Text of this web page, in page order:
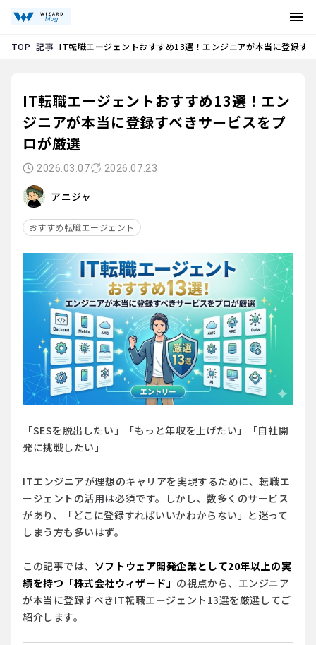
TOP 記事 IT転職エージェントおすすめ13選！エンジニアが本当に登録す
IT転職エージェントおすすめ13選！エン
ジニアが本当に登録すべきサービスをプ
ロが厳選
2026.03.07 2026.07.23
アニジャ
おすすめ転職エージェント
「SESを脱出したい」「もっと年収を上げたい」「自社開
発に挑戦したい」
ITエンジニアが理想のキャリアを実現するために、転職エ
ージェントの活用は必須です。しかし、数多くのサービス
があり、「どこに登録すればいいかわからない」と迷って
しまう方も多いはず。
この記事では、 ソフトウェア開発企業として20年以上の実
績を持つ「株式会社ウィザード」 の視点から、エンジニア
が本当に登録すべきIT転職エージェント13選を厳選してご
紹介します。